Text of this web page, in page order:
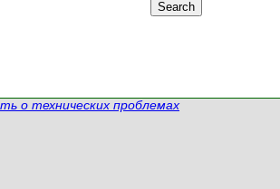
о технических проблемах